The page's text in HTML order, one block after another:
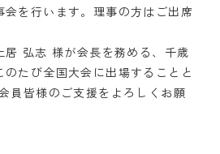
会を行います。理事の方はご出席
居 弘志 様が会長を務める、千歳
のたび全国大会に出場することと
員皆様のご支援をよろしくお願